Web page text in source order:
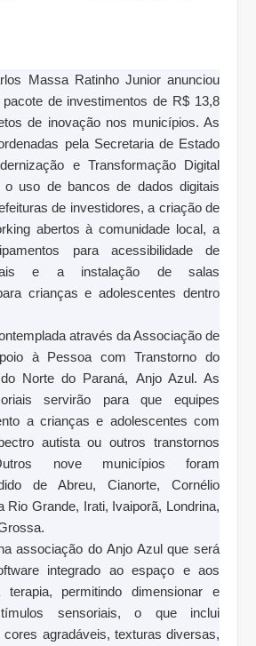
Massa Ratinho Junior anunciou
de investimentos de R$ 13,8
de inovação nos municípios. As
pela Secretaria de Estado
e Transformação Digital
o uso de bancos de dados digitais
de investidores, a criação de
abertos à comunidade local, a
para acessibilidade de
e a instalação de salas
crianças e adolescentes dentro
através da Associação de
à Pessoa com Transtorno do
Norte do Paraná, Anjo Azul. As
servirão para que equipes
a crianças e adolescentes com
autista ou outros transtornos
nove municípios foram
de Abreu, Cianorte, Cornélio
Rio Grande, Irati, Ivaiporã, Londrina,
associação do Anjo Azul que será
integrado ao espaço e aos
terapia, permitindo dimensionar e
sensoriais, o que inclui
cores agradáveis, texturas diversas,